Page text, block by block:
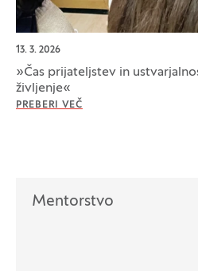
13. 3. 2026
»Čas prijateljstev in
življenje«
PREBERI VEČ
Mentorstvo